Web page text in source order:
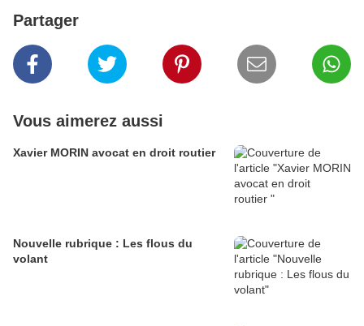
Partager
Vous aimerez aussi
Xavier MORIN avocat en droit routier
Nouvelle rubrique : Les flous du
volant